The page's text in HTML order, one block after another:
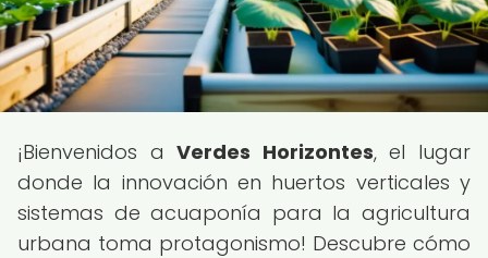
¡Bienvenidos aVerdes Horizontes, el lugar
donde la innovación en huertos verticales y
sistemas de acuaponía para la agricultura
urbana toma protagonismo! Descubre cómo